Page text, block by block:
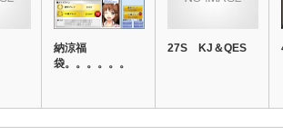
納涼福
袋。。。。。。
27S KJ＆QES